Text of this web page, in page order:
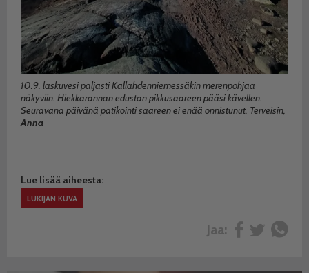
10.9. laskuvesi paljasti Kallahdenniemessäkin merenpohjaa
näkyviin. Hiekkarannan edustan pikkusaareen pääsi kävellen.
Seuravana päivänä patikointi saareen ei enää onnistunut. Terveisin,
Anna
Lue lisää aiheesta:
LUKIJAN KUVA
Jaa: